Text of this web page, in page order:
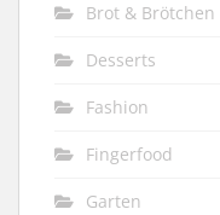
Brot & Brötchen
Desserts
Fashion
Fingerfood
Garten